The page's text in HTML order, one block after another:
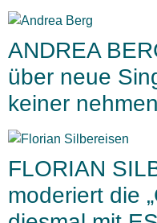
ANDREA
über neue
keiner
FLORIAN
moderiert die